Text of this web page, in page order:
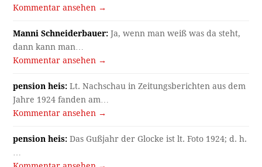
Kommentar ansehen →
Manni Schneiderbauer: Ja, wenn man weiß was da steht,
dann kann man…
Kommentar ansehen →
pension heis: Lt. Nachschau in Zeitungsberichten aus dem
Jahre 1924 fanden am…
Kommentar ansehen →
pension heis: Das Gußjahr der Glocke ist lt. Foto 1924; d. h.
…